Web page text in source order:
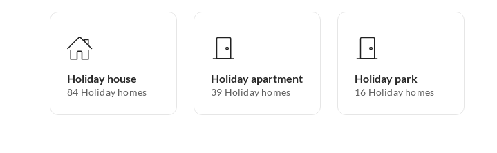
Holiday house
84 Holiday homes
Holiday apartment
39 Holiday homes
Holiday park
16 Holiday homes